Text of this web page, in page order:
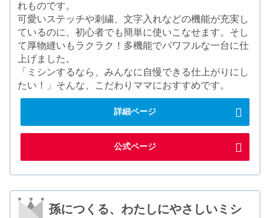
れものです。
可愛いステッチや刺繍、文字入れなどの機能が充実し
ているのに、初心者でも簡単に使いこなせます。そし
て厚物縫いもラクラク！多機能でパワフルな一台に仕
上げました。
「ミシンするなら、みんなに自慢できる仕上がりにし
たい！」そんな、こだわりママにおすすめです。
詳細ページ
公式ページ
孫につくる、わたしにやさしいミシ